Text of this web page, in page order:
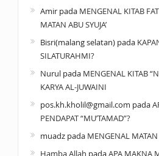
Amirpada MENGENAL KITAB
MATAN ABU SYUJA’
Bisri(malang selatan)pada
SILATURAHMI?
Nurulpada MENGENAL KITAB
KARYA AL-JUWAINI
pos.kh.kholil@gmail.com pada
PENDAPAT “MU’TAMAD”?
muadzpada MENGENAL MATAN
Hamba Allah padaAPA MAKNA